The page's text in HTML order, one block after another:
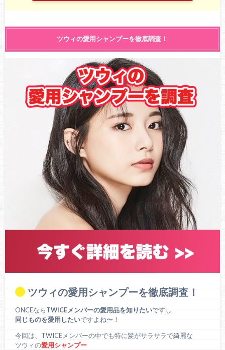
ツウィの愛用シャンプーを徹底調査！
ツウィの愛用シャンプーを徹底調査！
ONCEならTWICEメンバーの愛用品を知りたいですし
同じものを愛用したいですよね〜！
今回は、TWICEメンバーの中でも特に髪がサラサラで綺麗な
ツウィの愛用シャンプー